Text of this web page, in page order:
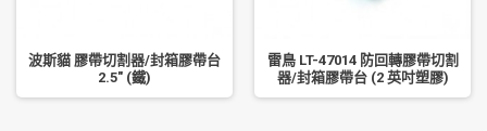
波斯貓 膠帶切割器/封箱膠帶台
2.5" (鐵)
雷鳥 LT-47014 防回轉膠帶切割
器/封箱膠帶台 (2 英吋塑膠)